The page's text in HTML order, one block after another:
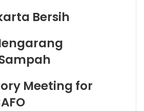
Bersih
Meeting for